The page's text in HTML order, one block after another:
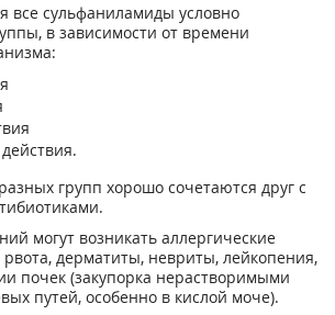
все сульфаниламиды условно
в зависимости от времени
групп хорошо сочетаются друг с
могут возникать аллергические
дерматиты, невриты, лейкопения,
почек (закупорка нерастворимыми
путей, особенно в кислой моче).